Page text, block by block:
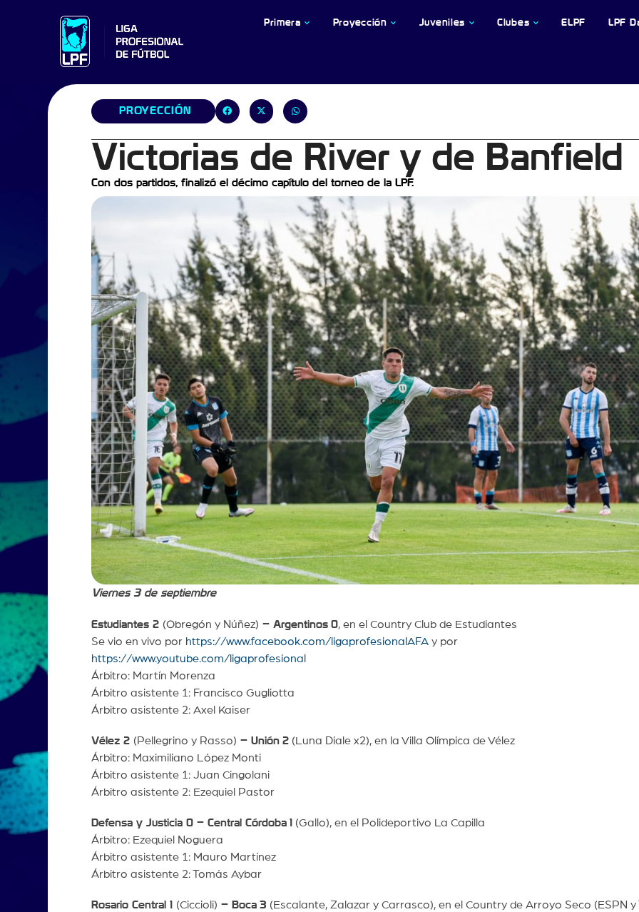
Primera Proyección Juveniles Clubes ELPF LPF
PROYECCIÓN
Victorias de River y de Banfield
Con dos partidos, finalizó el décimo capítulo del torneo de la LPF.
Viernes 3 de septiembre
Estudiantes 2 (Obregón y Núñez) – Argentinos 0, en el Country Club de Estudiantes
Se vio en vivo por https://www.facebook.com/ligaprofesionalAFAy por
https://www.youtube.com/ligaprofesional
Árbitro: Martín Morenza
Árbitro asistente 1: Francisco Gugliotta
Árbitro asistente 2: Axel Kaiser
Vélez 2 (Pellegrino y Rasso) – Unión 2(Luna Diale x2), en la Villa Olímpica de Vélez
Árbitro: Maximiliano López Monti
Árbitro asistente 1: Juan Cingolani
Árbitro asistente 2: Ezequiel Pastor
Defensa y Justicia 0 – Central Córdoba 1 (Gallo), en el Polideportivo La Capilla
Árbitro: Ezequiel Noguera
Árbitro asistente 1: Mauro Martínez
Árbitro asistente 2: Tomás Aybar
Rosario Central 1 (Ciccioli) – Boca 3 (Escalante, Zalazar y Carrasco), en el Country de Arroyo Seco (ESPN y